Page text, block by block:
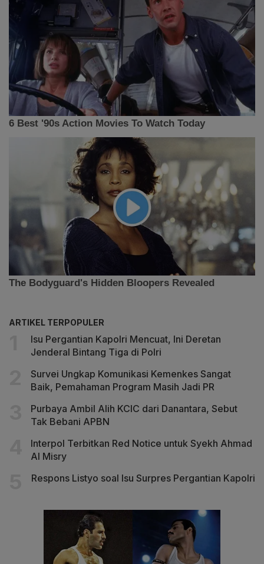
ARTIKEL TERPOPULER
Isu Pergantian Kapolri Mencuat, Ini Deretan
Jenderal Bintang Tiga di Polri
Survei Ungkap Komunikasi Kemenkes Sangat
Baik, Pemahaman Program Masih Jadi PR
Purbaya Ambil Alih KCIC dari Danantara, Sebut
Tak Bebani APBN
Interpol Terbitkan Red Notice untuk Syekh Ahmad
Al Misry
Respons Listyo soal Isu Surpres Pergantian Kapolri